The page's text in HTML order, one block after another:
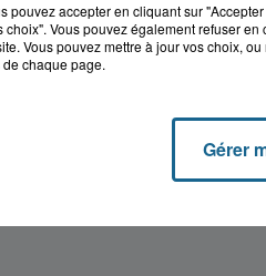
pouvez accepter en cliquant sur
choix". Vous pouvez également refuser
Vous pouvez mettre à jour vos choix,
de chaque page.
Gérer